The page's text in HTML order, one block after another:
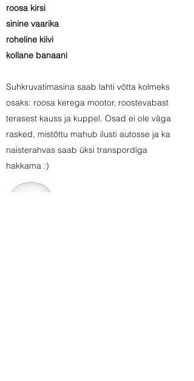
roosa kirsi
sinine vaarika
roheline kiivi
kollane banaani
Suhkruvatimasina saab lahti võtta kolmeks
osaks: roosa kerega mootor, roostevabast
terasest kauss ja kuppel. Osad ei ole väga
rasked, mistõttu mahub ilusti autosse ja ka
naisterahvas saab üksi transpordiga
hakkama :)